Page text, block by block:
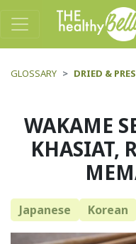
GLOSSARY DRIED &
WAKAME
KHASIAT,
Japanese Korean